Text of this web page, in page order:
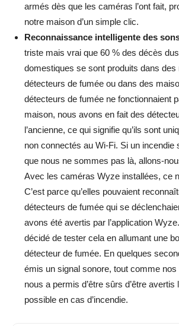
armés dès que les caméras l’ont fait,
notre maison d’un simple clic.
Reconnaissance intelligente des
triste mais vrai que 60 % des décès
domestiques se sont produits dans
détecteurs de fumée ou dans des
détecteurs de fumée ne fonctionnaient
maison, nous avons en fait des
l’ancienne, ce qui signifie qu’ils sont
non connectés au Wi-Fi. Si un incendie
que nous ne sommes pas là, allons-
Avec les caméras Wyze installées, ce
C’est parce qu’elles pouvaient
détecteurs de fumée qui se
avons été avertis par l’application
décidé de tester cela en allumant une
détecteur de fumée. En quelques
émis un signal sonore, tout comme
nous a permis d’être sûrs d’être
possible en cas d’incendie.